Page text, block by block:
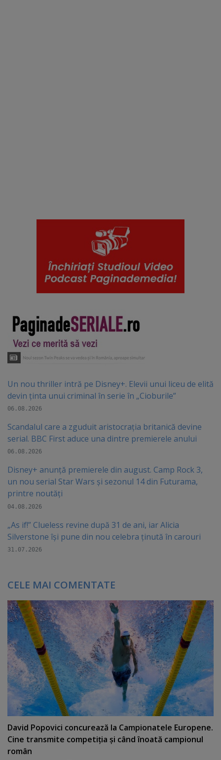
Un nou thriller intră pe Disney+. Elevii unui liceu de elită
devin ținta unui criminal în serie în „Cioburile”
06.08.2026
Scandalul care a zguduit aristocrația britanică devine
serial. BBC First aduce una dintre premierele anului
06.08.2026
Disney+ anunță premierele din august. Camp Rock 3,
un nou serial Star Wars și sezonul 14 din Futurama,
printre noutăți
04.08.2026
„As if!” Clueless revine după 31 de ani, iar Alicia
Silverstone își pune din nou celebra ținută în carouri
31.07.2026
CELE MAI COMENTATE
David Popovici concurează la Campionatele Europene.
Cine transmite competiţia şi când înoată campionul
român